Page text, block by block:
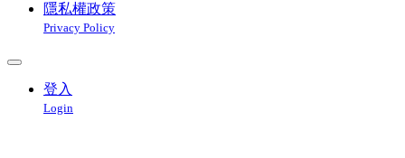
隱私權政策
Privacy Policy
登入
Login